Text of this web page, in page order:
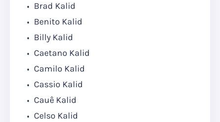
Brad Kalid
Benito Kalid
Billy Kalid
Caetano Kalid
Camilo Kalid
Cassio Kalid
Cauê Kalid
Celso Kalid